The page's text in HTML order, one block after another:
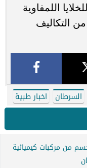
اللمفاوية
التكاليف
السرطان اخبار طبية
من مركبات كيميائية